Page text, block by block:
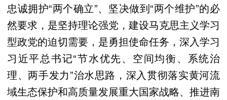
忠诚拥护“两个确立”、坚决做到“两个维护”的必
然要求，是坚持理论强党，建设马克思主义学习
型政党的迫切需要，是勇担使命任务，深入学习
习近平总书记“节水优先、空间均衡、系统治
理、两手发力”治水思路，深入贯彻落实黄河流
域生态保护和高质量发展重大国家战略、推进南